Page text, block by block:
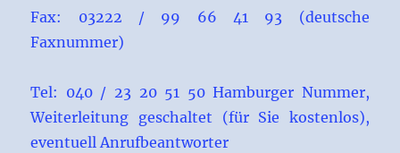
Fax: 03222 / 99 66 41 93 (deutsche
Faxnummer)
Tel: 040 / 23 20 51 50 Hamburger Nummer,
Weiterleitung geschaltet (für Sie kostenlos),
eventuell Anrufbeantworter